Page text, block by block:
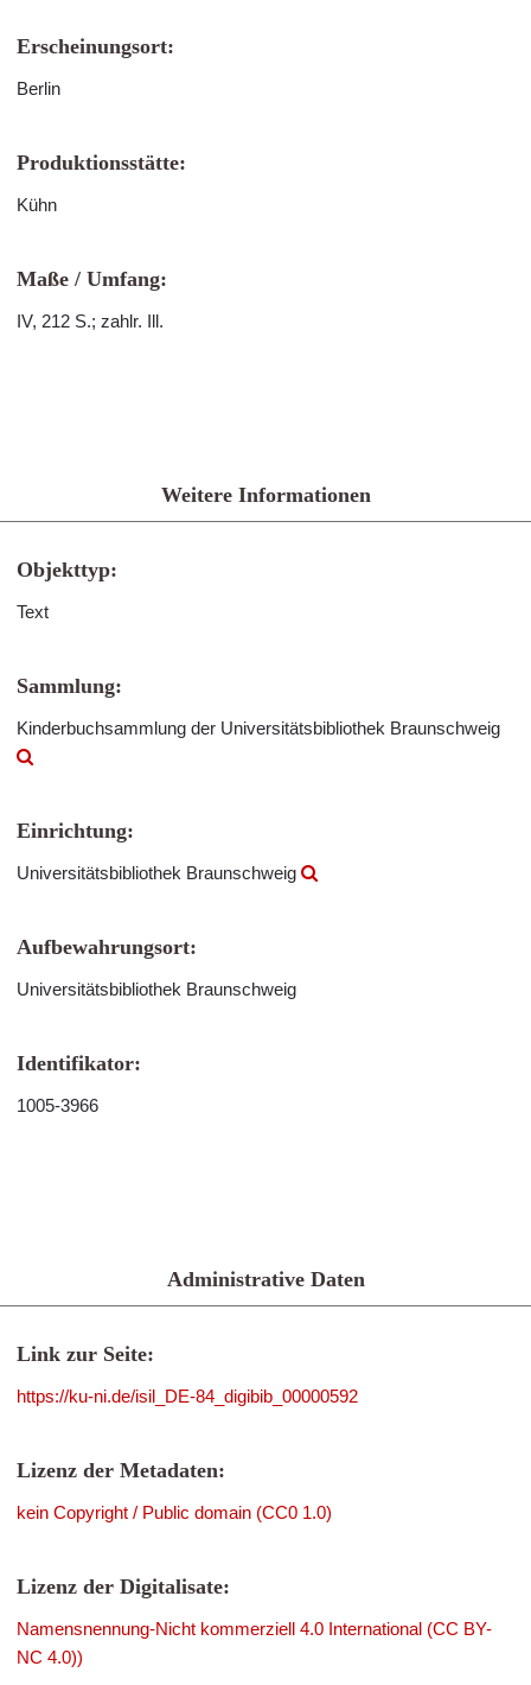
Erscheinungsort:
Berlin
Produktionsstätte:
Kühn
Maße / Umfang:
IV, 212 S.; zahlr. Ill.
Weitere Informationen
Objekttyp:
Text
Sammlung:
Kinderbuchsammlung der Universitätsbibliothek Braunschweig
Einrichtung:
Universitätsbibliothek Braunschweig
Aufbewahrungsort:
Universitätsbibliothek Braunschweig
Identifikator:
1005-3966
Administrative Daten
Link zur Seite:
https://ku-ni.de/isil_DE-84_digibib_00000592
Lizenz der Metadaten:
kein Copyright / Public domain (CC0 1.0)
Lizenz der Digitalisate:
Namensnennung-Nicht kommerziell 4.0 International (CC BY-
NC 4.0))